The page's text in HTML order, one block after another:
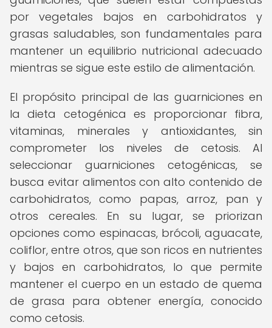
por vegetales bajos en carbohidratos y
grasas saludables, son fundamentales para
mantener un equilibrio nutricional adecuado
mientras se sigue este estilo de alimentación.
El propósito principal de las guarniciones en
la dieta cetogénica es proporcionar fibra,
vitaminas, minerales y antioxidantes, sin
comprometer los niveles de cetosis. Al
seleccionar guarniciones cetogénicas, se
busca evitar alimentos con alto contenido de
carbohidratos, como papas, arroz, pan y
otros cereales. En su lugar, se priorizan
opciones como espinacas, brócoli, aguacate,
coliflor, entre otros, que son ricos en nutrientes
y bajos en carbohidratos, lo que permite
mantener el cuerpo en un estado de quema
de grasa para obtener energía, conocido
como cetosis.